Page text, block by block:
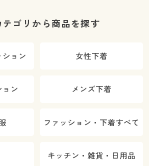
テゴリから商品を探す
ョン 女性下着
ン メンズ下着
ファッション・下着すべて
キッチン・雑貨・日用品